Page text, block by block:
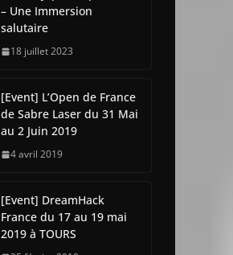
– Une Immersion
salutaire
18 juillet 2023
[Event] L’Open de France
de Sabre Laser du 31 Mai
au 2 Juin 2019
4 avril 2019
[Event] DreamHack
France du 17 au 19 mai
2019 à TOURS